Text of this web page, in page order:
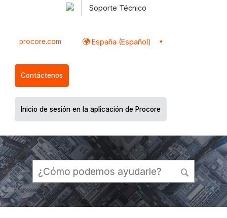
Soporte Técnico
procore.com España (Español)
Contáctenos
Inicio de sesión en la aplicación de Procore